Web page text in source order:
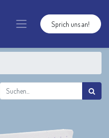
Sprich uns an!